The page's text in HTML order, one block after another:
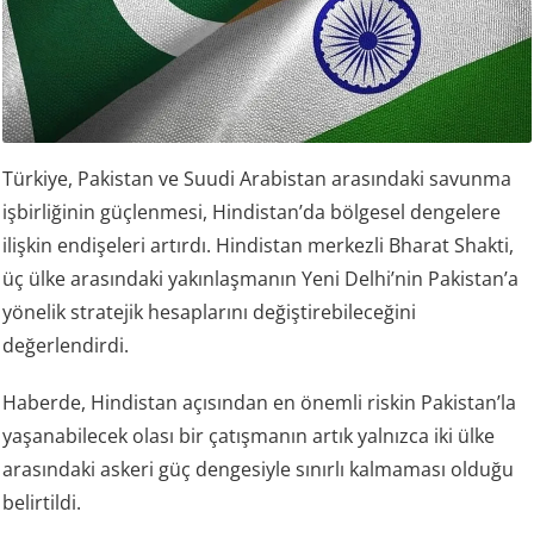
Türkiye, Pakistan ve Suudi Arabistan arasındaki savunma
işbirliğinin güçlenmesi, Hindistan’da bölgesel dengelere
ilişkin endişeleri artırdı. Hindistan merkezli Bharat Shakti,
üç ülke arasındaki yakınlaşmanın Yeni Delhi’nin Pakistan’a
yönelik stratejik hesaplarını değiştirebileceğini
değerlendirdi.
Haberde, Hindistan açısından en önemli riskin Pakistan’la
yaşanabilecek olası bir çatışmanın artık yalnızca iki ülke
arasındaki askeri güç dengesiyle sınırlı kalmaması olduğu
belirtildi.